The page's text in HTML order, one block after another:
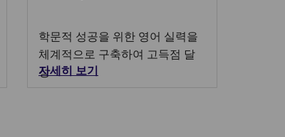
학문적 성공을 위한 영어 실력을
체계적으로 구축하여 고득점 달
성
자세히 보기